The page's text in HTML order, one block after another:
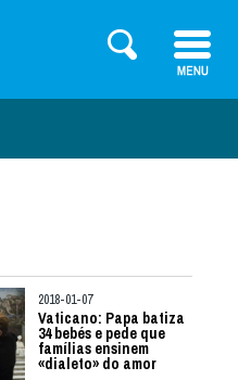
2018-01-07
Vaticano: Papa batiza
34 bebés e pede que
famílias ensinem
«dialeto» do amor